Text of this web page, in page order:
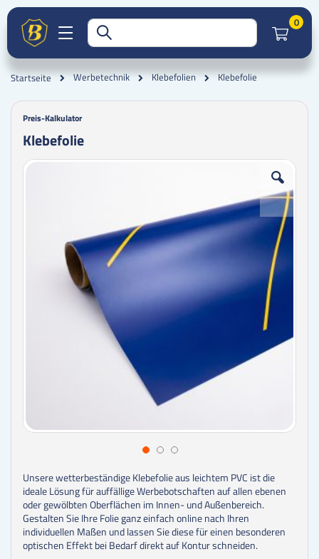
0
Startseite Werbetechnik Klebefolien Klebefolie
Preis-Kalkulator
Klebefolie
Zum
Zum
Unsere wetterbeständige Klebefolie aus leichtem PVC ist die
ideale Lösung für auffällige Werbebotschaften auf allen ebenen
oder gewölbten Oberflächen im Innen- und Außenbereich.
Gestalten Sie Ihre Folie ganz einfach online nach Ihren
individuellen Maßen und lassen Sie diese für einen besonderen
optischen Effekt bei Bedarf direkt auf Kontur schneiden.